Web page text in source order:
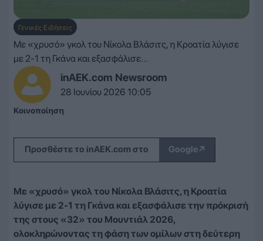
Γενικές Ειδήσεις
inAEK.com Newsroom
28 Ιουνίου 2026 10:05
Με «χρυσό» γκολ του Νίκολα Βλάσιτς, η Κροατία λύγισε
με 2-1 τη Γκάνα και εξασφάλισε...
Κοινοποίηση
Προσθέστε το inAEK.com στο Google↗
Με «χρυσό» γκολ του Νίκολα Βλάσιτς, η Κροατία
λύγισε με 2-1 τη Γκάνα και εξασφάλισε την πρόκρισή
της στους «32» του Μουντιάλ 2026,
ολοκληρώνοντας τη φάση των ομίλων στη δεύτερη